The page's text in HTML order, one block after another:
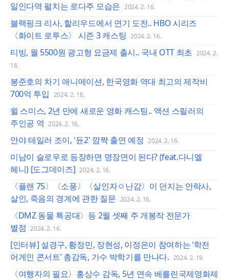
일인다역 펼치는 로다주 모습은 2024. 2. 16.
블랙핑크 리사, 할리우드에서 연기 도전.. HBO 시리즈
〈화이트 로투스〉 시즌 3 캐스팅 2024. 2. 16.
티빙, 월 5500원 광고형 요금제 출시.. 국내 OTT 최초 2024. 2.
16.
봉준호의 차기 애니메이션, 한국영화 역대 최고의 제작비
700억 투입 2024. 2. 16.
윌 스미스, 2년 만에 새로운 영화 캐스팅.. 액션 스릴러의
주인공 역 2024. 2. 16.
안야 테일러 조이, '듄2' 깜짝 출연 예정 2024. 2. 16.
미남이 슬로우로 등장하면 명장면이 된다? (feat.다니엘
헤니) [도그데이즈] 2024. 2. 16.
〈플랜 75〉〈소풍〉〈살인자ㅇ난감〉이 던지는 안락사,
살인, 죽음의 경계에 관한 질문 2024. 2. 16.
〈DMZ 동물 특공대〉등 2월 셋째 주 개봉작 전문가
별점 2024. 2. 16.
[인터뷰] 설경구, 황정민, 장현성, 이정은이 참여하는 ‘학전
어게인 콘서트’ 총감독, 가수 박학기를 만나다. 2024. 2. 19.
〈여행자의 필요〉홍상수 감독, 5년 연속 베를린국제영화제